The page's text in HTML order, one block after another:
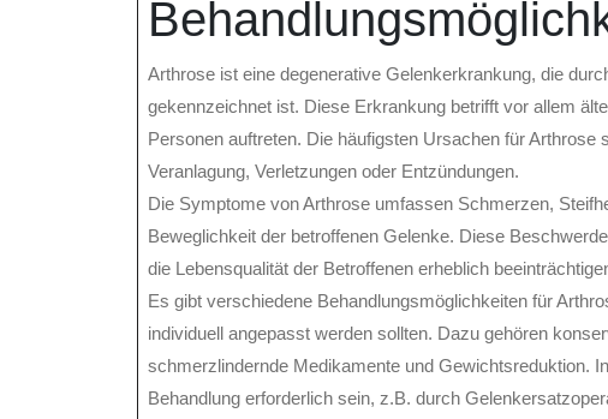
Arthrose ist eine degenerative Gelenkerkrankung, die
gekennzeichnet ist. Diese Erkrankung betrifft vor allem
Personen auftreten. Die häufigsten Ursachen für
Veranlagung, Verletzungen oder Entzündungen.
Die Symptome von Arthrose umfassen Schmerzen,
Beweglichkeit der betroffenen Gelenke. Diese
die Lebensqualität der Betroffenen erheblich
Es gibt verschiedene Behandlungsmöglichkeiten für
individuell angepasst werden sollten. Dazu gehören
schmerzlindernde Medikamente und Gewichtsreduktion.
Behandlung erforderlich sein, z.B. durch